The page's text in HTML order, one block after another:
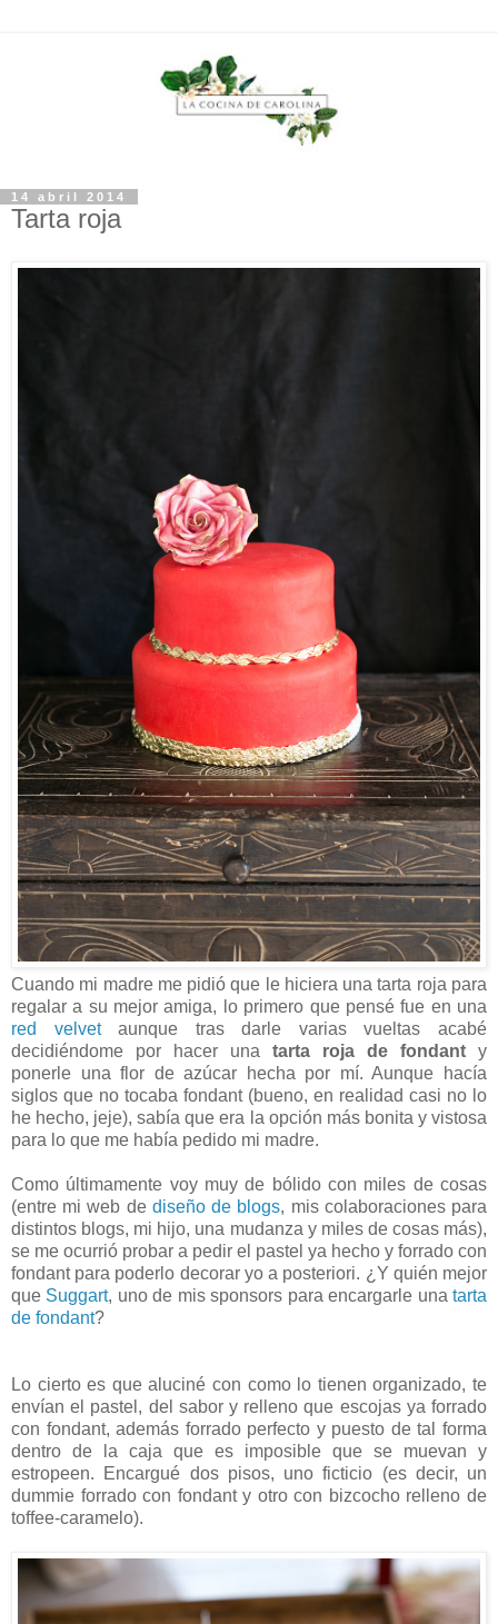
14 abril 2014
Tarta roja
Cuando mi madre me pidió que le hiciera una tarta roja para
regalar a su mejor amiga, lo primero que pensé fue en una
red velvetaunque tras darle varias vueltas acabé
decidiéndome por hacer una tarta roja de fondant y
ponerle una flor de azúcar hecha por mí. Aunque hacía
siglos que no tocaba fondant (bueno, en realidad casi no lo
he hecho, jeje), sabía que era la opción más bonita y vistosa
para lo que me había pedido mi madre.
Como últimamente voy muy de bólido con miles de cosas
(entre mi web de diseño de blogs, mis colaboraciones para
distintos blogs, mi hijo, una mudanza y miles de cosas más),
se me ocurrió probar a pedir el pastel ya hecho y forrado con
fondant para poderlo decorar yo a posteriori. ¿Y quién mejor
que Suggart, uno de mis sponsors para encargarle unatarta
de fondant?
Lo cierto es que aluciné con como lo tienen organizado, te
envían el pastel, del sabor y relleno que escojas ya forrado
con fondant, además forrado perfecto y puesto de tal forma
dentro de la caja que es imposible que se muevan y
estropeen. Encargué dos pisos, uno ficticio (es decir, un
dummie forrado con fondant y otro con bizcocho relleno de
toffee-caramelo).